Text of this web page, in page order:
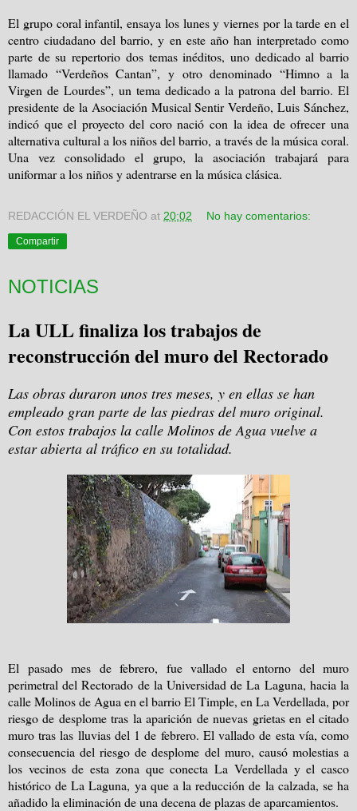
El grupo coral infantil, ensaya los lunes y viernes por la tarde en el
centro ciudadano del barrio, y en este año han interpretado como
parte de su repertorio dos temas inéditos, uno dedicado al barrio
llamado “Verdeños Cantan”, y otro denominado “Himno a la
Virgen de Lourdes”, un tema dedicado a la patrona del barrio. El
presidente de la Asociación Musical Sentir Verdeño, Luis Sánchez,
indicó que el proyecto del coro nació con la idea de ofrecer una
alternativa cultural a los niños del barrio, a través de la música coral.
Una vez consolidado el grupo, la asociación trabajará para
uniformar a los niños y adentrarse en la música clásica.
REDACCIÓN EL VERDEÑO at 20:02 No hay comentarios:
Compartir
NOTICIAS
La ULL finaliza los trabajos de
reconstrucción del muro del Rectorado
Las obras duraron unos tres meses, y en ellas se han
empleado gran parte de las piedras del muro original.
Con estos trabajos la calle Molinos de Agua vuelve a
estar abierta al tráfico en su totalidad.
El pasado mes de febrero, fue vallado el entorno del muro
perimetral del Rectorado de la Universidad de La Laguna, hacia la
calle Molinos de Agua en el barrio El Timple, en La Verdellada, por
riesgo de desplome tras la aparición de nuevas grietas en el citado
muro tras las lluvias del 1 de febrero. El vallado de esta vía, como
consecuencia del riesgo de desplome del muro, causó molestias a
los vecinos de esta zona que conecta La Verdellada y el casco
histórico de La Laguna, ya que a la reducción de la calzada, se ha
añadido la eliminación de una decena de plazas de aparcamientos.